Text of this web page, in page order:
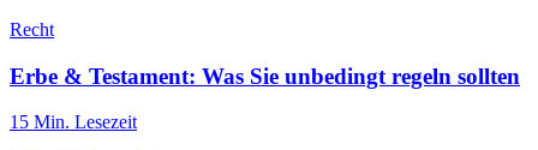
Recht
Erbe & Testament: Was Sie unbedingt regeln sollten
15 Min. Lesezeit